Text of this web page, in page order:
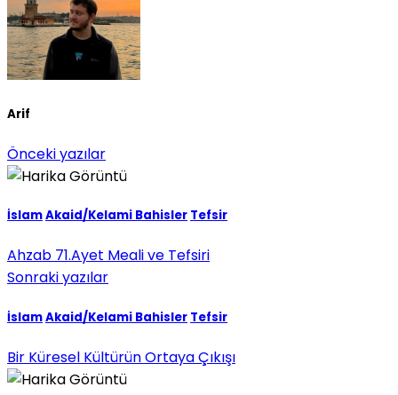
Arif
Önceki yazılar
İslamAkaid/Kelami Bahisler Tefsir
Ahzab 71.Ayet Meali ve Tefsiri
Sonraki yazılar
İslamAkaid/Kelami Bahisler Tefsir
Bir Küresel Kültürün Ortaya Çıkışı